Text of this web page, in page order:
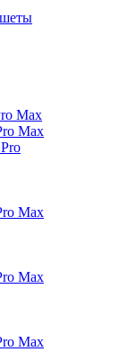
Max
Max
Max
Max
Max